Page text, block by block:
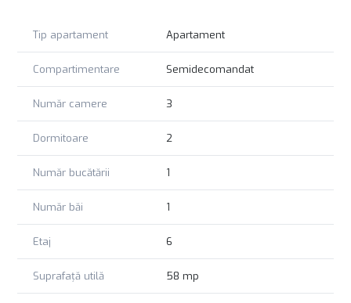
Pentru detalii suplimentare sau pentru a stabili o vizionare
Tip apartament Apartament
Compartimentare Semidecomandat
Număr camere 3
Dormitoare 2
Număr bucătării 1
Număr băi 1
Etaj 6
Suprafață utilă 58 mp